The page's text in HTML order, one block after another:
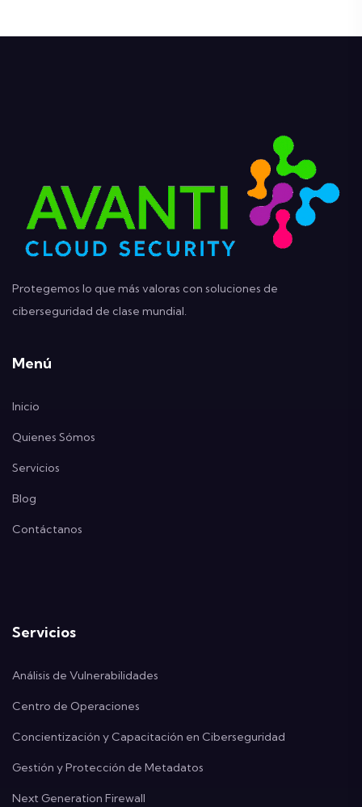
Protegemos lo que más valoras con soluciones de
ciberseguridad de clase mundial.
Menú
Inicio
Quienes Sómos
Servicios
Blog
Contáctanos
Servicios
Análisis de Vulnerabilidades
Centro de Operaciones
Concientización y Capacitación en Ciberseguridad
Gestión y Protección de Metadatos
Next Generation Firewall